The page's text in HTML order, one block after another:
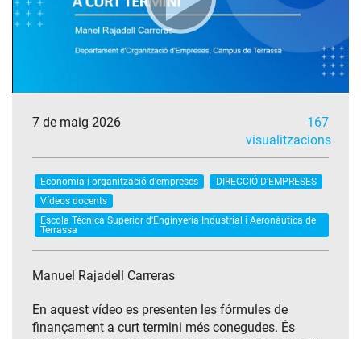
7 de maig 2026
167
visualitzacions
Economia i organització d'empreses
DIRECCIÓ D'EMPRESES
Vídeos docents
Escola Técnica Superior d'Enginyeria Industrial i Aeronàutica de
Terrassa
Manuel Rajadell Carreras
En aquest vídeo es presenten les fórmules de
finançament a curt termini més conegudes. És